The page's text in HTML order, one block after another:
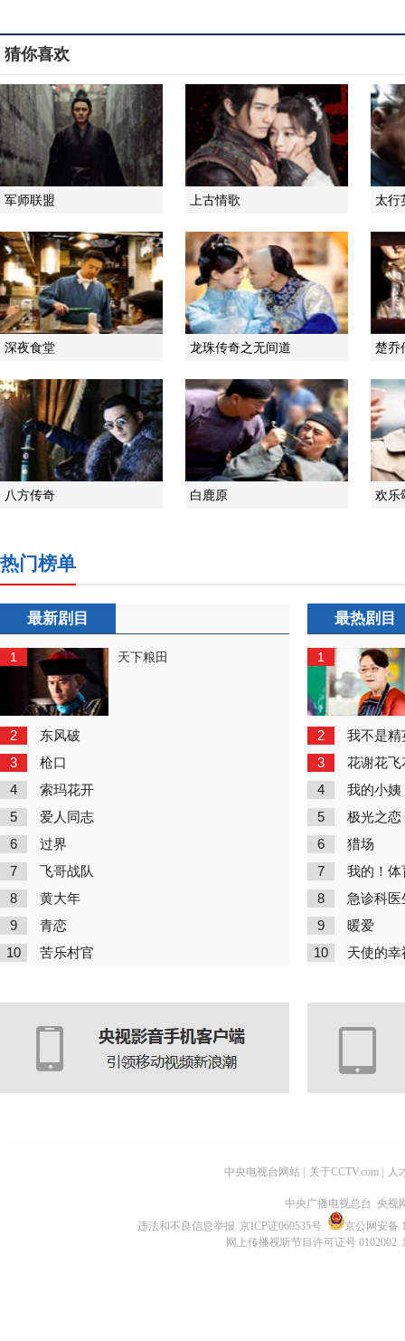
猜你喜欢
军师联盟 上古情歌 太行
深夜食堂 龙珠传奇之无间道 楚乔
八方传奇 白鹿原 欢乐
热门榜单
最新剧目
1 天下粮田
2 东风破
3 枪口
4 索玛花开
5 爱人同志
6 过界
7 飞哥战队
8 黄大年
9 青恋
10 苦乐村官
最热剧目
1
2 我不是精
3 花谢花飞
4 我的小姨
5 极光之恋
6 猎场
7 我的！体
8 急诊科医
9 暖爱
10 天使的幸
中央电视台网站 关于CCTV.com 人
中央广播电视总台 央视
违法和不良信息举报 京ICP证060535号
京公网安备
网上传播视听节目许可证号 0102002